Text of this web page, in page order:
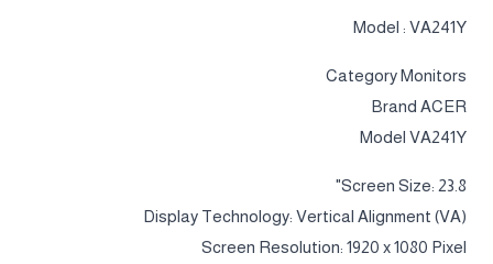
Model : VA241Y
Category Monitors
Brand ACER
Model VA241Y
Screen Size: 23.8"
Display Technology: Vertical Alignment (VA)
Screen Resolution: 1920 x 1080 Pixel